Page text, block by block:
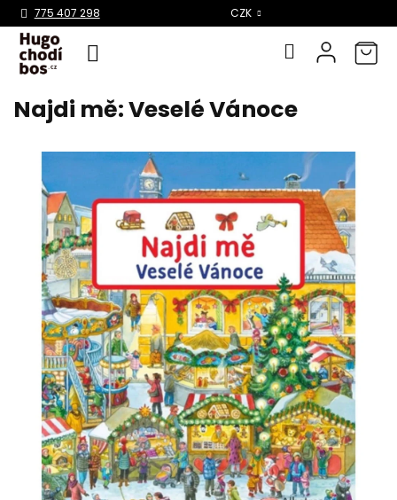
Přejít
775 407 298 CZK
Najdi mě: Veselé Vánoce